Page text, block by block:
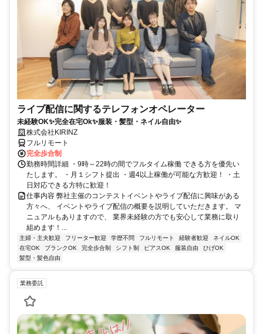
ライブ配信に関するテレフォンオペレーター
未経験OK✨完全在宅Ok✨服装・髪型・ネイル自由✨
株式会社KIRINZ
フルリモート
完全歩合制
勤務時間詳細 ・9時～22時の間でフルタイム稼働 できる方を優先い
たします。 ・月１シフト提出 ・週4以上稼働が可能な方歓迎！ ・土
日対応できる方特に歓迎！
仕事内容 弊社主催のコンテストイベントやライブ配信に興味がある
方々へ、 イベントやライブ配信の概要を説明していただきます。 マ
ニュアルもありますので、 業界未経験の方でも安心して業務に取り
組めます！...
主婦・主夫歓迎 フリーター歓迎 学歴不問 フルリモート 経験者歓迎
ネイルOK
在宅OK
ブランクOK 完全歩合制 シフト制 ピアスOK 服装自由
ひげOK
髪型・髪色自由
業務委託